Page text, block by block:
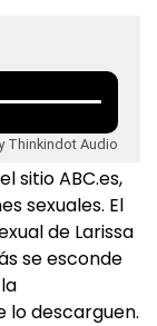
Thinkindot Audio
sitio ABC.es,
sexuales. El
de Larissa
se esconde
lo descarguen.